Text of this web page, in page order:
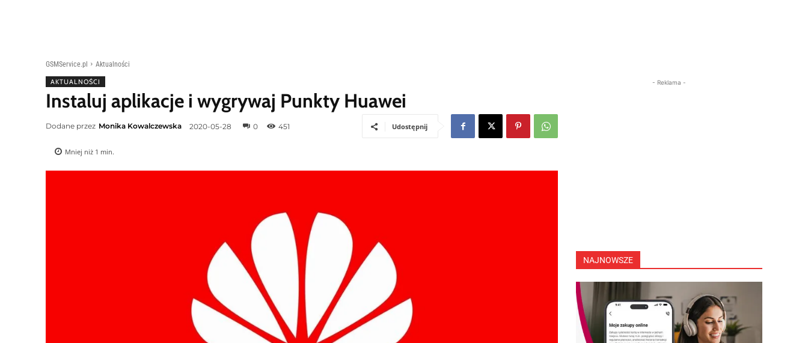
GSMService.pl Aktualności
AKTUALNOŚCI
Instaluj aplikacje i wygrywaj Punkty Huawei
Dodane przez Monika Kowalczewska 2020-05-28 0 451
Mniej niż 1 min.
Udostępnij
- Reklama -
NAJNOWSZE